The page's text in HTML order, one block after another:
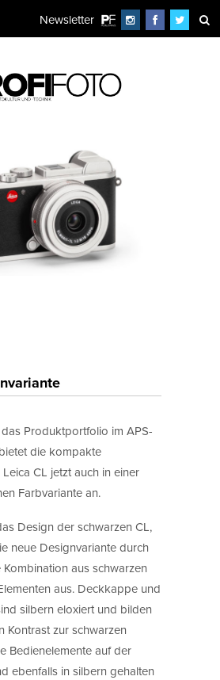
Newsletter
Produktportfolio im APS-
die kompakte
CL jetzt auch in einer
Farbvariante an.
Design der schwarzen CL,
neue Designvariante durch
aus schwarzen
aus. Deckkappe und
silbern eloxiert und bilden
Kontrast zur schwarzen
Bedienelemente auf der
ebenfalls in silbern gehalten